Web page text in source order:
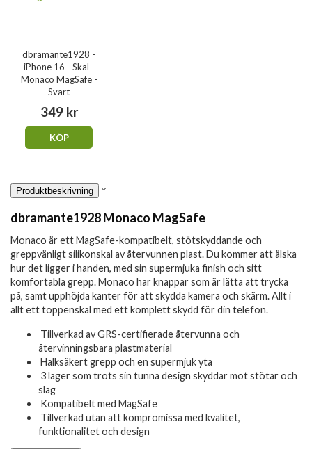
dbramante1928 -
iPhone 16 - Skal -
Monaco MagSafe -
Svart
349 kr
KÖP
Produktbeskrivning
dbramante1928 Monaco MagSafe
Monaco är ett MagSafe-kompatibelt, stötskyddande och
greppvänligt silikonskal av återvunnen plast. Du kommer att älska
hur det ligger i handen, med sin supermjuka finish och sitt
komfortabla grepp. Monaco har knappar som är lätta att trycka
på, samt upphöjda kanter för att skydda kamera och skärm. Allt i
allt ett toppenskal med ett komplett skydd för din telefon.
Tillverkad av GRS-certifierade återvunna och
återvinningsbara plastmaterial
Halksäkert grepp och en supermjuk yta
3 lager som trots sin tunna design skyddar mot stötar och
slag
Kompatibelt med MagSafe
Tillverkad utan att kompromissa med kvalitet,
funktionalitet och design